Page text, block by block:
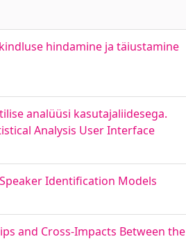
hindamine ja täiustamine
analüüsi kasutajaliidesega.
Analysis User Interface
Identification Models
and Cross-Impacts Between the